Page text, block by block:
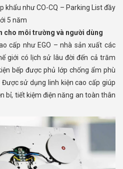
khẩu như CO-CQ – Parking List đầy
5 năm
cho môi trường và người dùng
giới có lịch sử lâu đời đến cả trăm
bếp được phủ lớp chống ẩm phù
sử dụng linh kiện cao cấp giúp
bỉ, tiết kiệm điện năng an toàn thân